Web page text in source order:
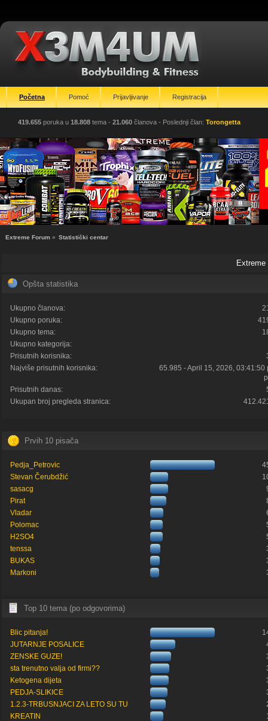
Početna Pomoć Prijavljivanje Registracija
419.655 poruka u 18.808 tema - 21.060 članova - Poslednji član: Torongetta
Extreme Forum » Statistički centar
Opšta statistika
Ukupno članova:
Ukupno poruka:
Ukupno tema:
Ukupno kategorija:
Prisutnih korisnika:
Najviše prisutnih korisnika:
65.985 - April 15, 2026, 03:41:50
Prisutnih danas:
Ukupan broj pregleda stranica:
Prvih 10 pisača
Pedja_Petrovic
Stevan Čerubdžić
sasacg
Pirat
Vladar
Polomac
H2SO4
tenssa
BUKAS
Markoni
Top 10 tema (po odgovorima)
Blic pitanja!
JUTARNJE POSALICE
ZENSKE GUZE!
sta trenutno valja od firmi??
Ketogena dijeta
PEDJA-SLIKICE
1.2.3-TRBUSNJACI ZA LETO SU TU
KREATIN